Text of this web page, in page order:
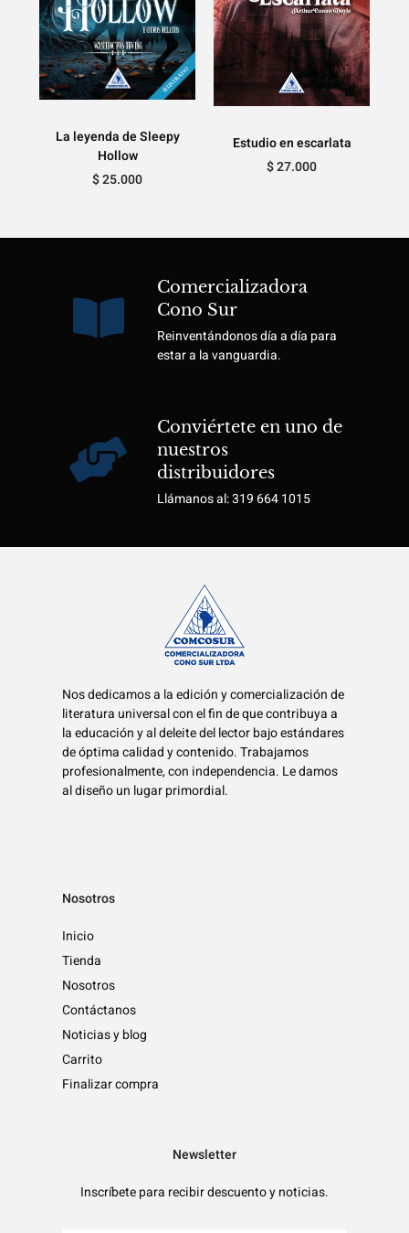
La leyenda de Sleepy
Hollow
$25.000
Estudio en escarlata
$27.000
Comercializadora
Cono Sur
Reinventándonos día a día para
estar a la vanguardia.
Conviértete en uno de
nuestros
distribuidores
Llámanos al: 319 664 1015
Nos dedicamos a la edición y comercialización de
literatura universal con el fin de que contribuya a
la educación y al deleite del lector bajo estándares
de óptima calidad y contenido. Trabajamos
profesionalmente, con independencia. Le damos
al diseño un lugar primordial.
Nosotros
Inicio
Tienda
Nosotros
Contáctanos
Noticias y blog
Carrito
Finalizar compra
Newsletter
Inscríbete para recibir descuento y noticias.